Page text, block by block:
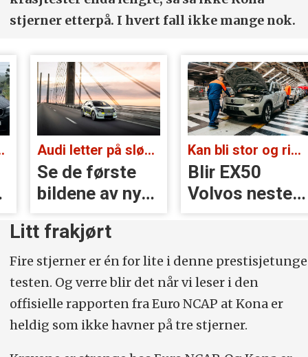
stjerner etterpå. I hvert fall ikke mange nok.
Audi letter på sløret:
Se de første
bildene av nye
A2 e-tron
Kan bli stor og rimelig:
Blir EX50
Volvos neste
storsatsing?
Litt frakjørt
Fire stjerner er én for lite i denne prestisjetunge
testen. Og verre blir det når vi leser i den
offisielle rapporten fra Euro NCAP at Kona er
heldig som ikke havner på tre stjerner.